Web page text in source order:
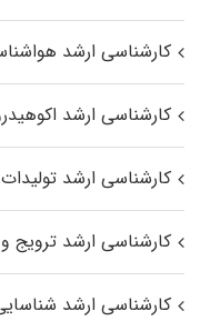
کارشناسی ارشد
کارشناسی ارشد
کارشناسی ارشد
کارشناسی ارشد ترویج
کارشناسی ارشد